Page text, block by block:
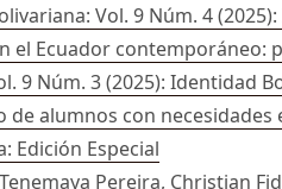
Vol. 9 Núm. 4
el Ecuador contemporáneo:
9 Núm. 3 (2025): Identidad
alumnos con necesidades
Edición Especial
Pereira, Christian